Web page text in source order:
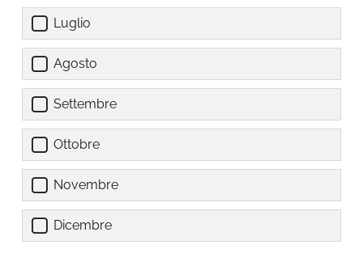
Luglio
Agosto
Settembre
Ottobre
Novembre
Dicembre